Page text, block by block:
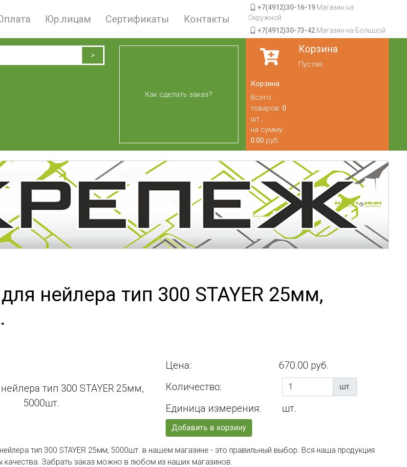
Юр.лицам Сертификаты Контакты
+7(4912)30-16-19Магазин на
Окружной
+7(4912)30-73-42Магазин на Большой
Как сделать заказ?
Корзина
Пустая
Корзина
Всего
товаров: 0
шт.,
на сумму:
0.00 руб.
нейлера тип 300 STAYER 25мм,
Цена:
670.00 руб.
Количество:
шт.
Единица измерения: шт.
Добавить в корзину
тип 300 STAYER 25мм, 5000шт. в нашем магазине - это правильный выбор. Вся наша продукция
качества. Забрать заказ можно в любом из наших магазинов.